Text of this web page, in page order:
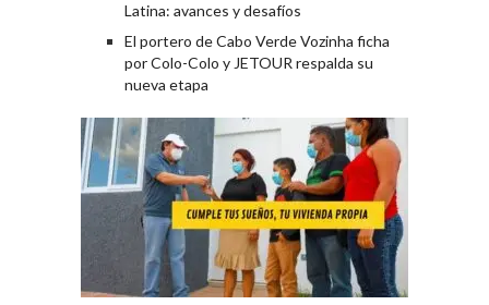
Latina: avances y desafíos
El portero de Cabo Verde Vozinha ficha
por Colo-Colo y JETOUR respalda su
nueva etapa